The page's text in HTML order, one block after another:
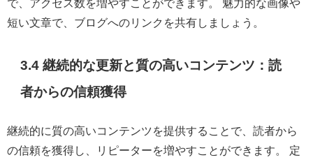
で、アクセス数を増やすことができます。 魅力的な画像や
短い文章で、ブログへのリンクを共有しましょう。
3.4 継続的な更新と質の高いコンテンツ：読
者からの信頼獲得
継続的に質の高いコンテンツを提供することで、読者から
の信頼を獲得し、リピーターを増やすことができます。 定